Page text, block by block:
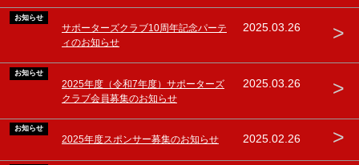
お知らせ
サポーターズクラブ10周年記念パーテ
ィのお知らせ
2025.03.26 >
お知らせ
2025年度（令和7年度）サポーターズ
クラブ会員募集のお知らせ
2025.03.26 >
お知らせ
2025年度スポンサー募集のお知らせ 2025.02.26 >